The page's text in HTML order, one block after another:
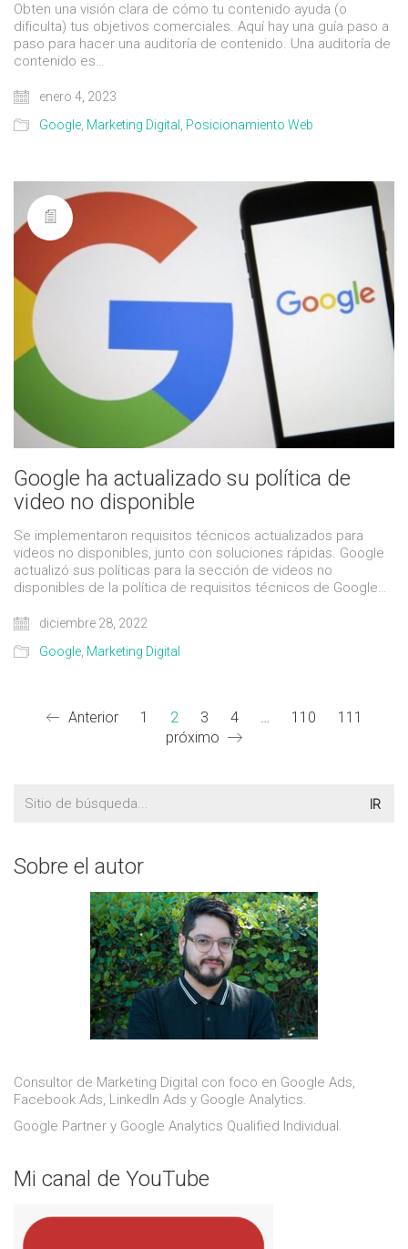
Obten una visión clara de cómo tu contenido ayuda (o
dificulta) tus objetivos comerciales. Aquí hay una guía paso a
paso para hacer una auditoría de contenido. Una auditoría de
contenido es…
enero 4, 2023
Google Marketing Digital Posicionamiento Web
Google ha actualizado su política de
video no disponible
Se implementaron requisitos técnicos actualizados para
videos no disponibles, junto con soluciones rápidas. Google
actualizó sus políticas para la sección de videos no
disponibles de la política de requisitos técnicos de Google…
diciembre 28, 2022
Google Marketing Digital
Anterior 1 2 3 4 … 110
111
próximo
Sobre el autor
Consultor de Marketing Digital con foco en Google Ads,
Facebook Ads, LinkedIn Ads y Google Analytics.
Google Partner y Google Analytics Qualified Individual.
Mi canal de YouTube